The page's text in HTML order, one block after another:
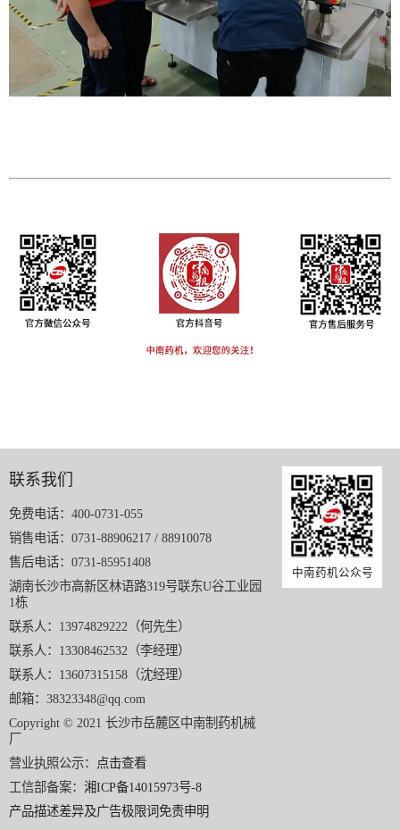
联系我们
免费电话：400-0731-055
销售电话：0731-88906217 / 88910078
售后电话：0731-85951408
湖南长沙市高新区林语路319号联东U谷工业园
1栋
联系人：13974829222（何先生）
联系人：13308462532（李经理）
联系人：13607315158（沈经理）
邮箱：38323348@qq.com
Copyright © 2021 长沙市岳麓区中南制药机械
厂
营业执照公示：
点击查看
工信部备案： 湘ICP备14015973号-8
产品描述差异及广告极限词免责申明
中南药机公众号